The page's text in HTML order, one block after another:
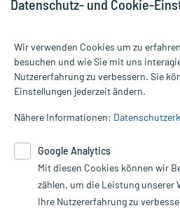
Alle Preise gelten inkl. MwSt., ggf. zzgl.
Informationen auf dieser Website
die Untersuchung und Behandlung
Therapien eingeleitet werden können.
Google Analytics. Lesen Sie bitte
unserer Datenschutzerklärung. Für
nutzen Sie das Formular:
Datenschutz- und Cookie-
Wir verwenden Cookies um zu
besuchen und wie Sie mit uns
Nutzererfahrung zu verbessern. Sie
Einstellungen jederzeit ändern.
Nähere Informationen:
Google Analytics
Mit diesen Cookies können wir
zählen, um die Leistung unserer
Ihre Nutzererfahrung zu